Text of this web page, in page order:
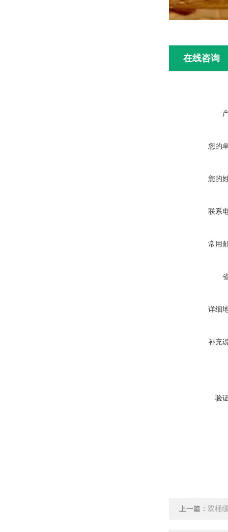
在线咨询
您的
您的
联系
常用
详细
补充
验
上一篇： 双桶